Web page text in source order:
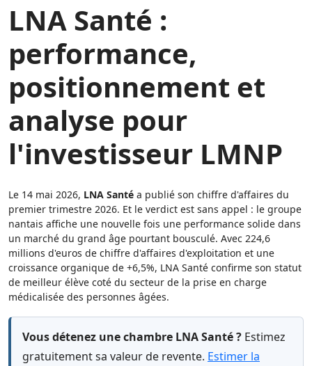
LNA Santé :
performance,
positionnement et
analyse pour
l'investisseur LMNP
Le 14 mai 2026, LNA Santé a publié son chiffre d'affaires du
premier trimestre 2026. Et le verdict est sans appel : le groupe
nantais affiche une nouvelle fois une performance solide dans
un marché du grand âge pourtant bousculé. Avec 224,6
millions d'euros de chiffre d'affaires d'exploitation et une
croissance organique de +6,5%, LNA Santé confirme son statut
de meilleur élève coté du secteur de la prise en charge
médicalisée des personnes âgées.
Vous détenez une chambre LNA Santé ? Estimez
gratuitement sa valeur de revente. Estimer la